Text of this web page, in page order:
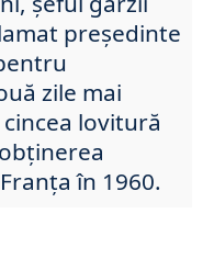
președinte
zile mai
lovitură
în 1960.